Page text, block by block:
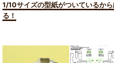
1/10サイズの型紙がついているか
る！